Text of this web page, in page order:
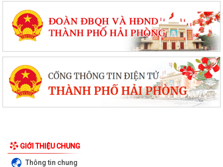
GIỚI THIỆU CHUNG
Thông tin chung